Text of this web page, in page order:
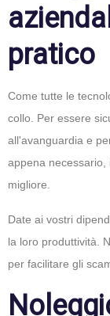
pratico
Come tutte le
collo. Per essere
all'avanguardia e
appena necessario,
migliore.
Date ai vostri
la loro produttività.
per facilitare gli